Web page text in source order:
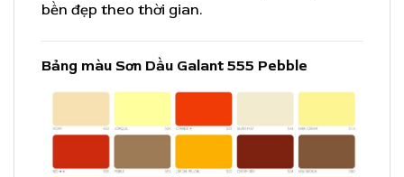
bền đẹp theo thời gian.
Bảng màu Sơn Dầu Galant 555 Pebble